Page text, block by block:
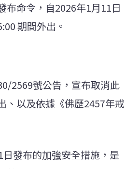
布命令，自2026年1月11日
期間外出。
2569號公告，宣布取消此
、以及依據《佛歷2457年戒
發布的加強安全措施，是